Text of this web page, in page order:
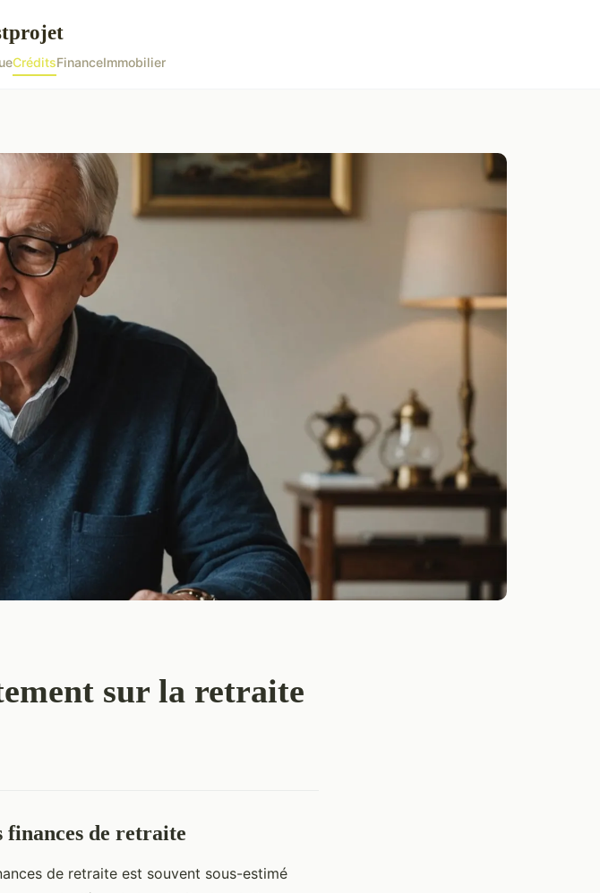
CréditsFinanceImmobilier
sur la retraite
finances de retraite
de retraite est souvent sous-estimé